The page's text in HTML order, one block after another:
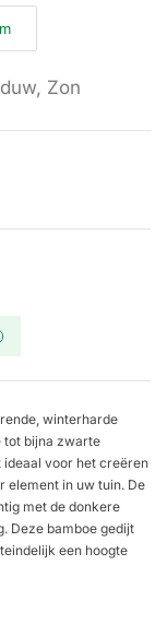
Zon
winterharde
tot bijna zwarte
ideaal voor het creëren
element in uw tuin. De
met de donkere
Deze bamboe gedijt
een hoogte